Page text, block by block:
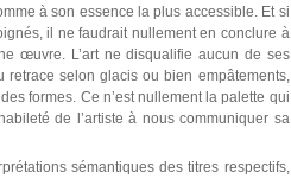
à son essence la plus accessible. Et si
il ne faudrait nullement en conclure à
œuvre. L’art ne disqualifie aucun de ses
selon glacis ou bien empâtements,
formes. Ce n’est nullement la palette qui
de l’artiste à nous communiquer sa
sémantiques des titres respectifs,